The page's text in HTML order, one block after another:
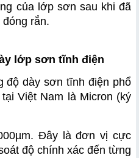
trời
nghiệt (Môi trường biển,
của lớp sơn sau khi đã
rắn.
lớp sơn tĩnh điện
độ dày sơn tĩnh điện phổ
Việt Nam là Micron (ký
Đây là đơn vị cực
độ chính xác đến từng